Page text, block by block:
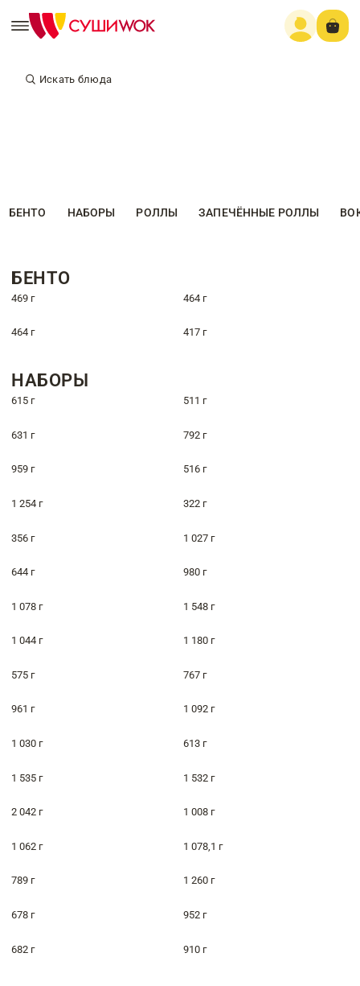
Искать блюда
БЕНТО НАБОРЫ РОЛЛЫ ЗАПЕЧЁННЫЕ РОЛЛЫ
БЕНТО
469 г 464 г
464 г 417 г
НАБОРЫ
615 г 511 г
631 г 792 г
959 г 516 г
1 254 г 322 г
356 г 1 027 г
644 г 980 г
1 078 г 1 548 г
1 044 г 1 180 г
575 г 767 г
961 г 1 092 г
1 030 г 613 г
1 535 г 1 532 г
2 042 г 1 008 г
1 062 г 1 078,1 г
789 г 1 260 г
678 г 952 г
682 г 910 г